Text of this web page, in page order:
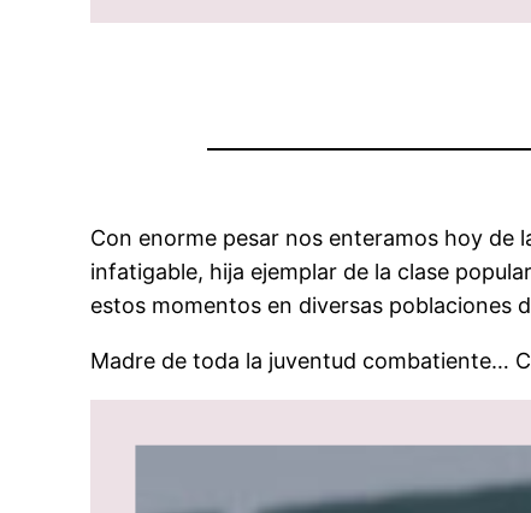
Con enorme pesar nos enteramos hoy de
infatigable, hija ejemplar de la clase
estos momentos en diversas poblaciones
Madre de toda la juventud combatiente…